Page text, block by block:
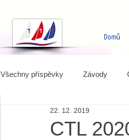
Domů
Všechny příspěvky Závody
CTL
22. 12. 2019